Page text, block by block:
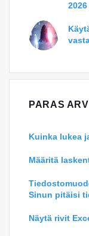
2026
PARAS
Kuinka lukea
Määritä
Sinun pitäisi
Näytä rivit